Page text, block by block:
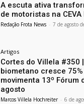
A escuta ativa
de motoristas na
Redação Frota News - 7 de agosto
Artigos
Cortes do Villela #350
biometano cresce
movimenta 13º Fórum
agosto
Marcos Villela Hochreiter - 6 de